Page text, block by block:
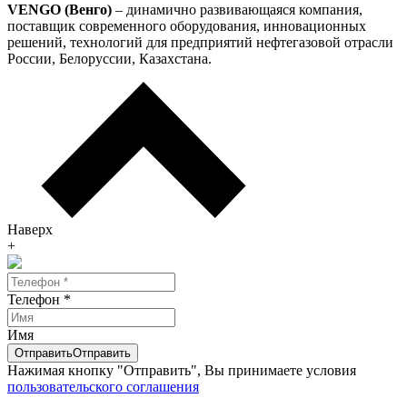
VENGO (Венго) – динамично развивающаяся компания,
поставщик современного оборудования, инновационных
решений, технологий для предприятий нефтегазовой отрасли
России, Белоруссии, Казахстана.
Наверх
+
Телефон *
Имя
ОтправитьОтправить
Нажимая кнопку "Отправить", Вы принимаете условия
пользовательского соглашения